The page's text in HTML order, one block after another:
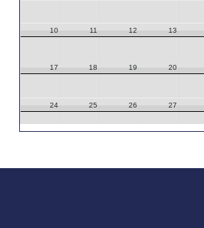
10 11 12 13
17 18 19 20
24 25 26 27